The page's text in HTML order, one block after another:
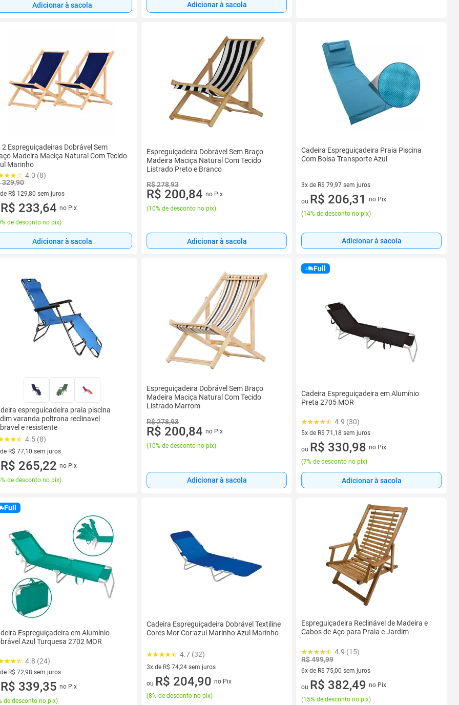
Adicionar à sacola Adicionar à sacola
2 Espreguiçadeiras Dobrável Sem
Madeira Maciça Natural Com Tecido
Marinho
4.0 (8)
329,90
R$ 129,80 sem juros
de R$ 129,80 sem juros
R$ 233,64 no Pix
de desconto no pix)
Adicionar à sacola
Espreguiçadeira Dobrável Sem Braço
Madeira Maciça Natural Com Tecido
Listrado Preto e Branco
R$ 278,93
R$ 200,84 no Pix
(10% de desconto no pix)
Adicionar à sacola
Cadeira Espreguiçadeira Praia Piscina
Com Bolsa Transporte Azul
3x de R$ 79,97 sem juros
3 vez de R$ 79,97 sem juros
ou R$ 206,31
no Pix
(14% de desconto no pix)
Adicionar à sacola
espreguicadeira praia piscina
varanda poltrona reclinavel
e resistente
4.5 (8)
R$ 77,10 sem juros
de R$ 77,10 sem juros
R$ 265,22 no Pix
de desconto no pix)
Espreguiçadeira Dobrável Sem Braço
Madeira Maciça Natural Com Tecido
Listrado Marrom
R$ 278,93
R$ 200,84 no Pix
(10% de desconto no pix)
Adicionar à sacola
Full
Cadeira Espreguiçadeira em Alumínio
Preta 2705 MOR
4.9 (30)
5x de R$ 71,18 sem juros
5 vez de R$ 71,18 sem juros
ou R$ 330,98 no Pix
(7% de desconto no pix)
Adicionar à sacola
Full
Espreguiçadeira em Alumínio
Azul Turquesa 2702 MOR
4.8 (24)
R$ 72,98 sem juros
de R$ 72,98 sem juros
R$ 339,35 no Pix
de desconto no pix)
Cadeira Espreguiçadeira Dobrável Textiline
Cores Mor Cor:azul Marinho Azul Marinho
4.7 (32)
3x de R$ 74,24 sem juros
3 vez de R$ 74,24 sem juros
ou R$ 204,90 no Pix
(8% de desconto no pix)
Espreguiçadeira Reclinável de Madeira e
Cabos de Aço para Praia e Jardim
4.9 (15)
R$ 499,99
6x de R$ 75,00 sem juros
6 vez de R$ 75,00 sem juros
ou R$ 382,49 no Pix
(15% de desconto no pix)